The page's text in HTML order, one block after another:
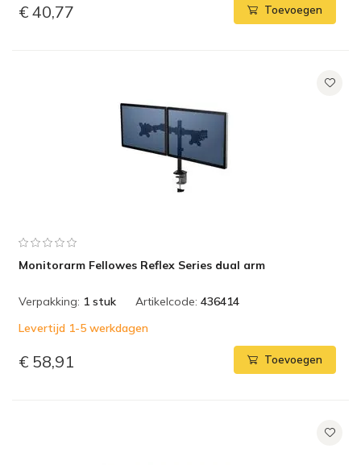
€ 40,77 Toevoegen
Monitorarm Fellowes Reflex Series dual arm
Verpakking: 1 stuk Artikelcode: 436414
Levertijd 1-5 werkdagen
€ 58,91 Toevoegen